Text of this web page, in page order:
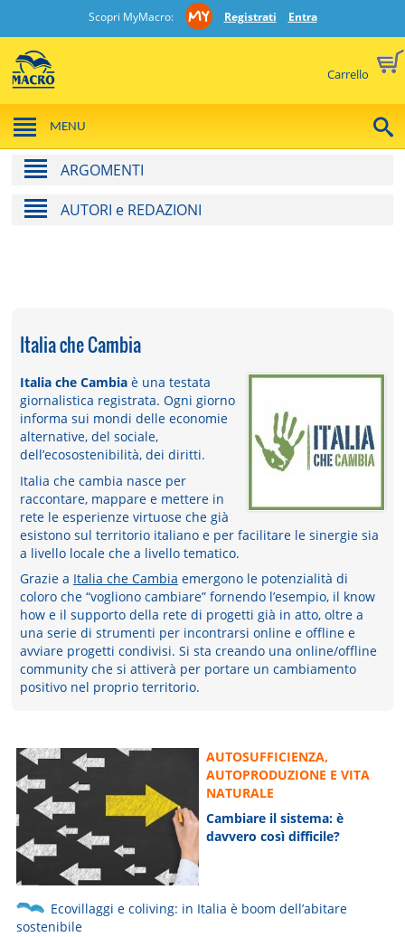
Scopri MyMacro: Registrati Entra
Carrello
MENU
ARGOMENTI
AUTORI e REDAZIONI
Italia che Cambia
Italia che Cambiaè una testata
giornalistica registrata. Ogni giorno
informa sui mondi delle economie
alternative, del sociale,
dell’ecosostenibilità, dei diritti.
Italia che cambia nasce per
raccontare, mappare e mettere in
rete le esperienze virtuose che già
esistono sul territorio italiano e per facilitare le sinergie sia
a livello locale che a livello tematico.
Grazie a Italia che Cambia emergono le potenzialità di
coloro che “vogliono cambiare” fornendo l’esempio, il know
how e il supporto della rete di progetti già in atto, oltre a
una serie di strumenti per incontrarsi online e offline e
avviare progetti condivisi. Si sta creando una online/offline
community che si attiverà per portare un cambiamento
positivo nel proprio territorio.
AUTOSUFFICIENZA,
AUTOPRODUZIONE E VITA
NATURALE
Cambiare il sistema: è
davvero così difficile?
Ecovillaggi e coliving: in Italia è boom dell’abitare
sostenibile